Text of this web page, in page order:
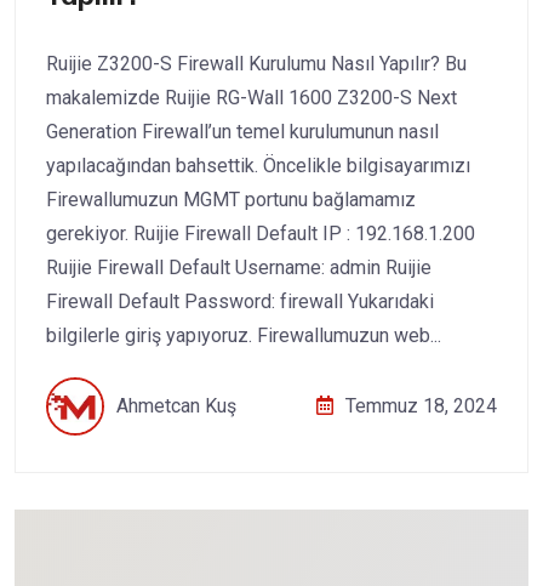
Ruijie Z3200-S Firewall Kurulumu Nasıl Yapılır? Bu
makalemizde Ruijie RG-Wall 1600 Z3200-S Next
Generation Firewall’un temel kurulumunun nasıl
yapılacağından bahsettik. Öncelikle bilgisayarımızı
Firewallumuzun MGMT portunu bağlamamız
gerekiyor. Ruijie Firewall Default IP : 192.168.1.200
Ruijie Firewall Default Username: admin Ruijie
Firewall Default Password: firewall Yukarıdaki
bilgilerle giriş yapıyoruz. Firewallumuzun web...
Ahmetcan Kuş Temmuz 18, 2024